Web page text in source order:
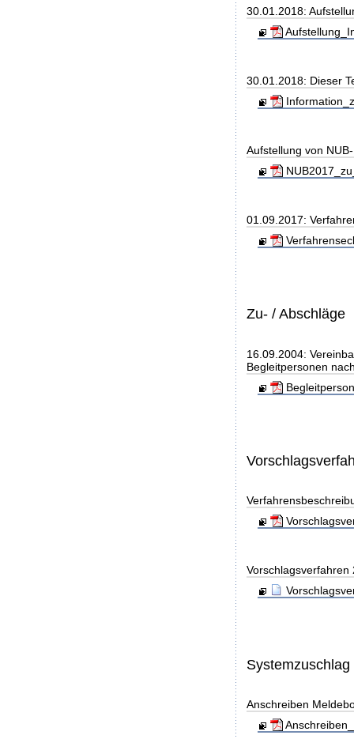
30.01.2018:
30.01.2018: Dieser
Aufstellung von
01.09.2017:
Zu- / Abschläge
16.09.2004:
Begleitpersonen
Systemzuschlag
Anschreiben